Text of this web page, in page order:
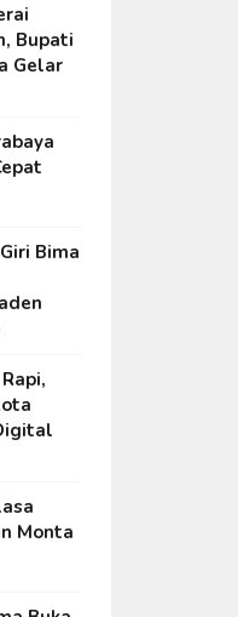
Bupati
Gelar
Bima
Monta